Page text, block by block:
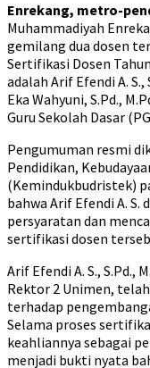
Enrekang, metro-
Muhammadiyah
gemilang dua dosen
Sertifikasi Dosen
adalah Arif Efendi A.
Eka Wahyuni, S.Pd.,
Guru Sekolah Dasar
Pengumuman resmi
Pendidikan,
(Kemindukbudristek)
bahwa Arif Efendi A. S.
persyaratan dan
sertifikasi dosen
Arif Efendi A. S., S.Pd.,
Rektor 2 Unimen,
terhadap
Selama proses
keahliannya sebagai
menjadi bukti nyata